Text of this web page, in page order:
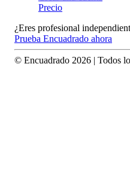
Precio
¿Eres profesional
Prueba Encuadrado ahora
© Encuadrado 2026 | Todos